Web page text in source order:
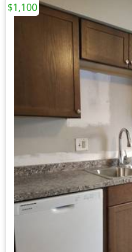
$1,100